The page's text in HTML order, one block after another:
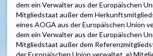
dem ein Verwalter aus der Europäischen
Mitgliedstaat außer dem
eines AOGA aus der Europäischen Union
dem ein Verwalter aus der Europäischen
Mitgliedstaat außer dem